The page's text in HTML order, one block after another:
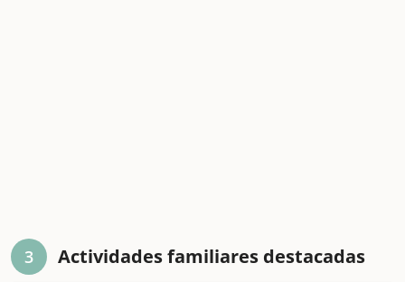
3 Actividades familiares destacadas